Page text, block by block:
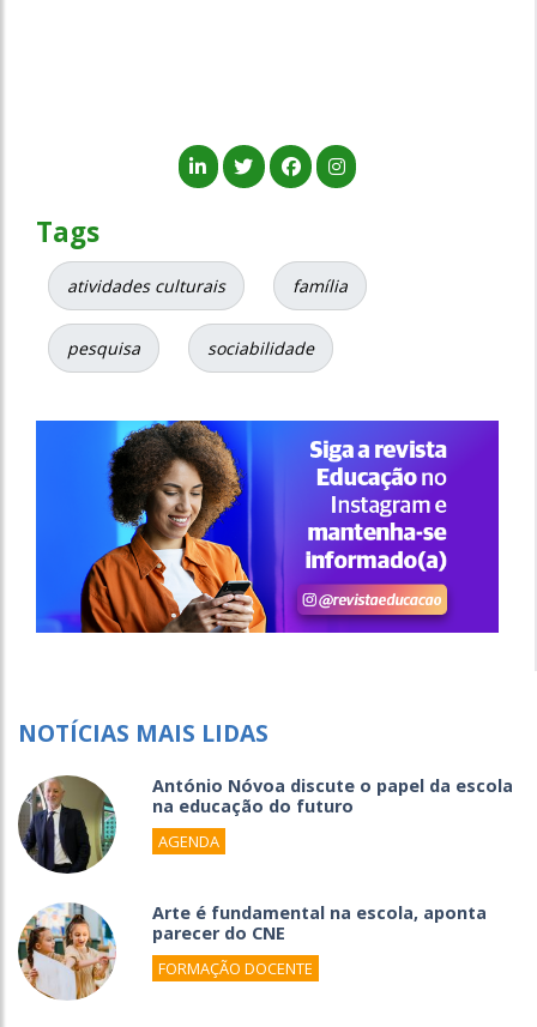
Tags
atividades culturais família
pesquisa sociabilidade
NOTÍCIAS MAIS LIDAS
António Nóvoa discute o papel da escola
na educação do futuro
AGENDA
Arte é fundamental na escola, aponta
parecer do CNE
FORMAÇÃO DOCENTE